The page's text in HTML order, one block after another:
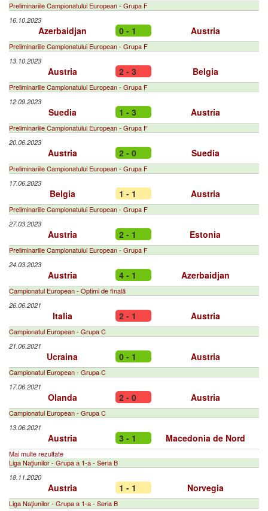
Preliminariile Campionatului European - Grupa F
16.10.2023
Azerbaidjan 0 - 1 Austria
Preliminariile Campionatului European - Grupa F
13.10.2023
Austria 2 - 3 Belgia
Preliminariile Campionatului European - Grupa F
12.09.2023
Suedia 1 - 3 Austria
Preliminariile Campionatului European - Grupa F
20.06.2023
Austria 2 - 0 Suedia
Preliminariile Campionatului European - Grupa F
17.06.2023
Belgia 1 - 1 Austria
Preliminariile Campionatului European - Grupa F
27.03.2023
Austria 2 - 1 Estonia
Preliminariile Campionatului European - Grupa F
24.03.2023
Austria 4 - 1 Azerbaidjan
Campionatul European - Optimi de finală
26.06.2021
Italia 2 - 1 Austria
Campionatul European - Grupa C
21.06.2021
Ucraina 0 - 1 Austria
Campionatul European - Grupa C
17.06.2021
Olanda 2 - 0 Austria
Campionatul European - Grupa C
13.06.2021
Austria 3 - 1 Macedonia de Nord
Mai multe rezultate
Liga Naţiunilor - Grupa a 1-a - Seria B
18.11.2020
Austria 1 - 1 Norvegia
Liga Naţiunilor - Grupa a 1-a - Seria B